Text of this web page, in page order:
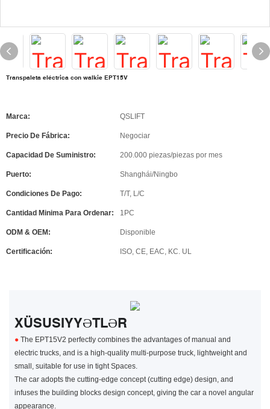
Transpaleta eléctrica con walkie EPT15V
Marca: QSLIFT
Precio De Fábrica: Negociar
Capacidad De Suministro: 200.000 piezas/piezas por mes
Puerto: Shanghái/Ningbo
Condiciones De Pago: T/T, L/C
Cantidad Minima Para Ordenar: 1PC
ODM & OEM: Disponible
Certificación: ISO, CE, EAC, KC. UL
XÜSUSIYYƏTLƏR
● The EPT15V2 perfectly combines the advantages of manual and
electric trucks, and is a high-quality multi-purpose truck, lightweight and
small, suitable for use in tight Spaces.
The car adopts the cutting-edge concept (cutting edge) design, and
infuses the building blocks design concept, giving the car a novel angular
appearance.